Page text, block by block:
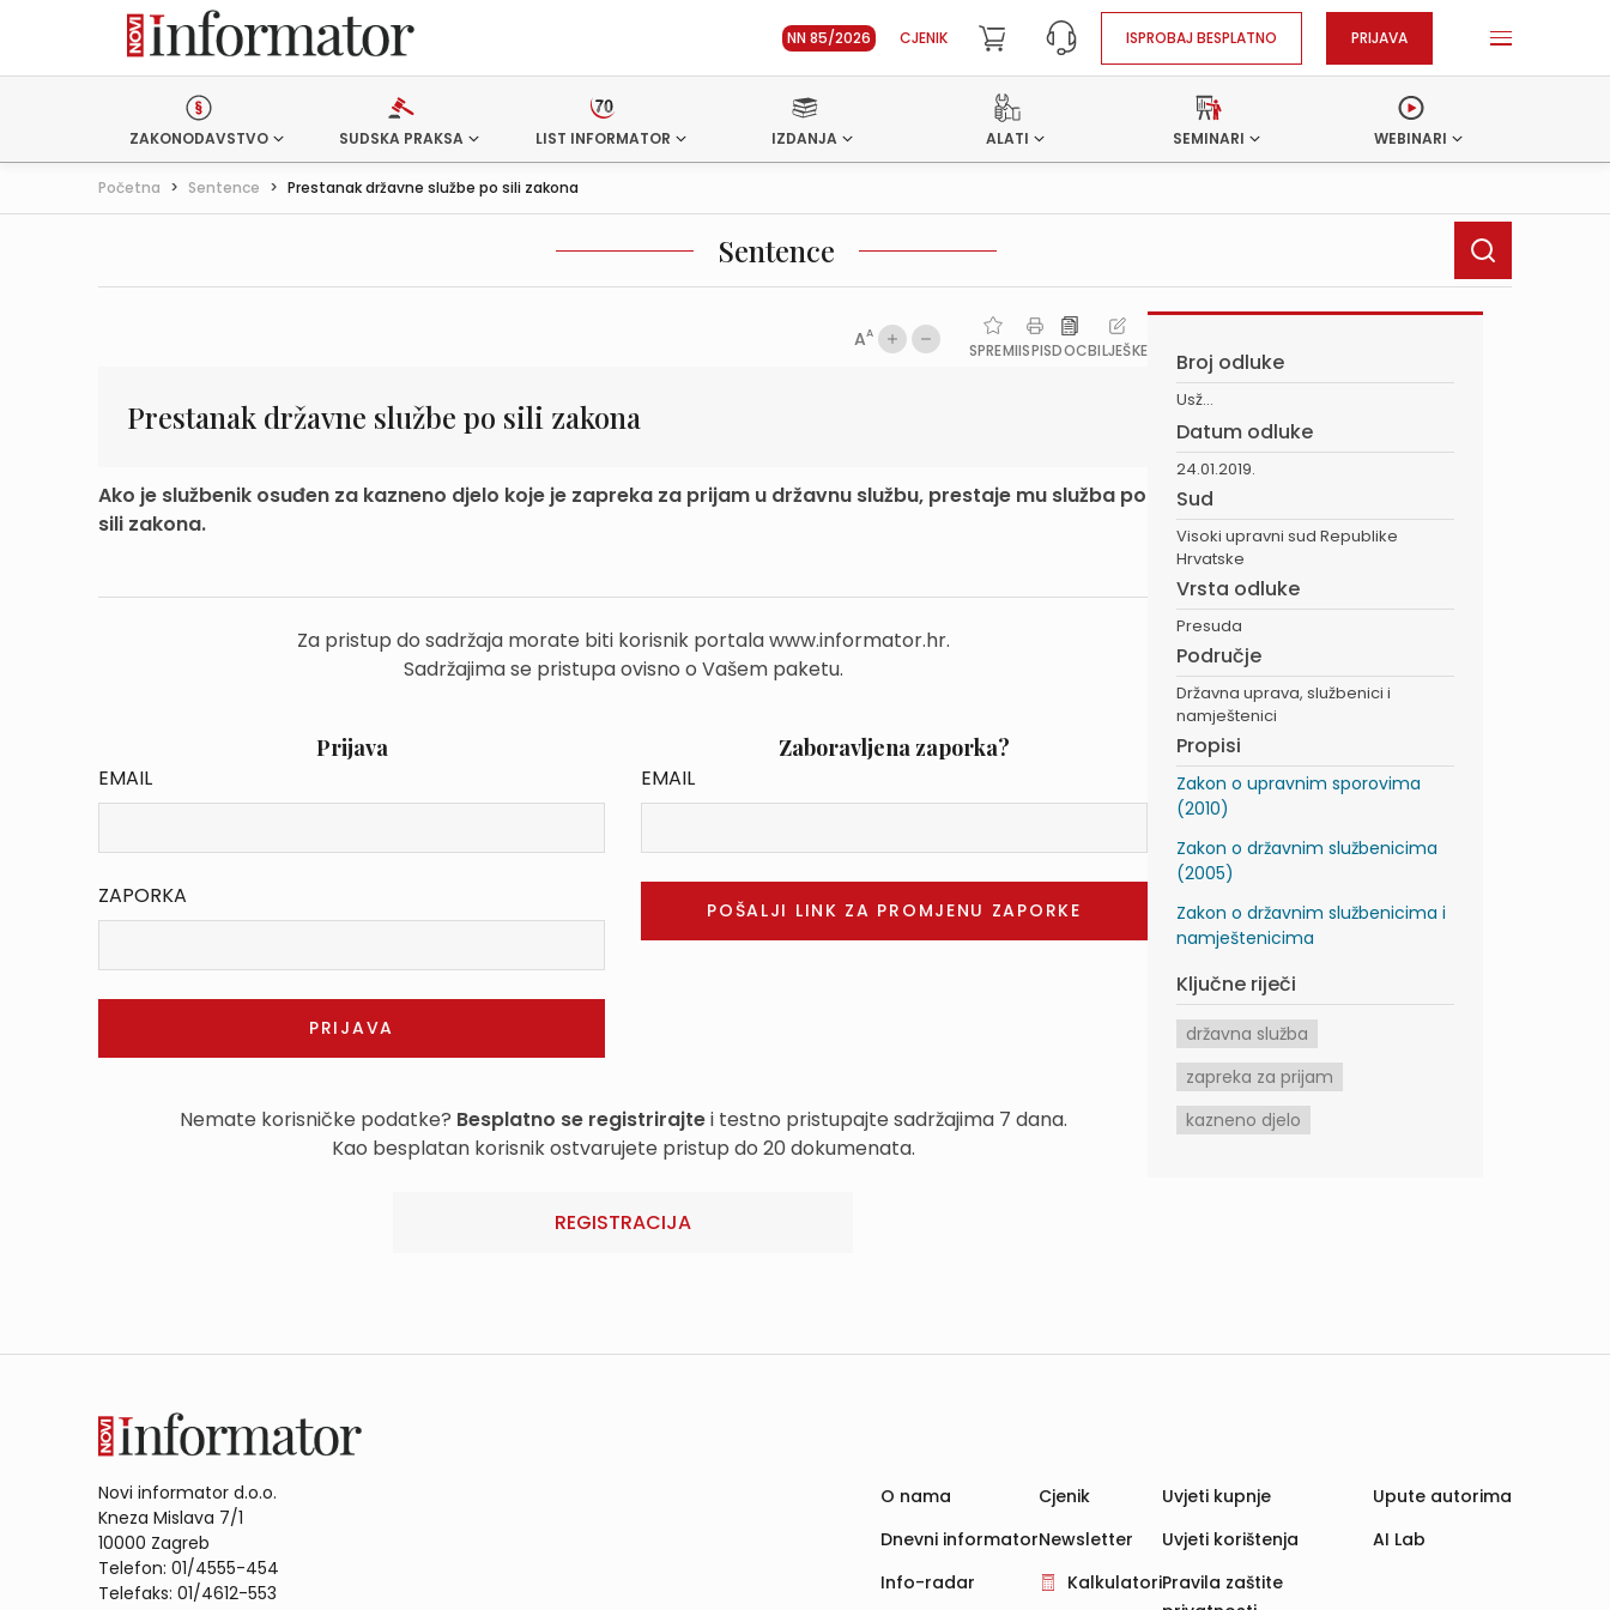
NN 85/2026 CJENIK ISPROBAJ BESPLATNO PRIJAVA
ZAKONODAVSTVO SUDSKA PRAKSA LIST INFORMATOR IZDANJA ALATI SEMINARI WEBINARI
Početna > Sentence > Prestanak državne službe po sili zakona
Sentence
AA
SPREMIISPISDOCBILJEŠKE
Prestanak državne službe po sili zakona
Ako je službenik osuđen za kazneno djelo koje je zapreka za prijam u državnu službu, prestaje mu služba po
sili zakona.
Za pristup do sadržaja morate biti korisnik portala www.informator.hr.
Sadržajima se pristupa ovisno o Vašem paketu.
Prijava
EMAIL
ZAPORKA
Zaboravljena zaporka?
EMAIL
Nemate korisničke podatke? Besplatno se registrirajtei testno pristupajte sadržajima 7 dana.
Kao besplatan korisnik ostvarujete pristup do 20 dokumenata.
REGISTRACIJA
Broj odluke
Usž...
Datum odluke
24.01.2019.
Sud
Visoki upravni sud Republike
Hrvatske
Vrsta odluke
Presuda
Područje
Državna uprava, službenici i
namještenici
Propisi
Zakon o upravnim sporovima
(2010)
Zakon o državnim službenicima
(2005)
Zakon o državnim službenicima i
namještenicima
Ključne riječi
državna služba
zapreka za prijam
kazneno djelo
Novi informator d.o.o.
Kneza Mislava 7/1
10000 Zagreb
Telefon: 01/4555-454
Telefaks: 01/4612-553
O nama
Dnevni informator
Info-radar
Cjenik
Newsletter
Kalkulatori
Uvjeti kupnje
Uvjeti korištenja
Pravila zaštite
Upute autorima
AI Lab